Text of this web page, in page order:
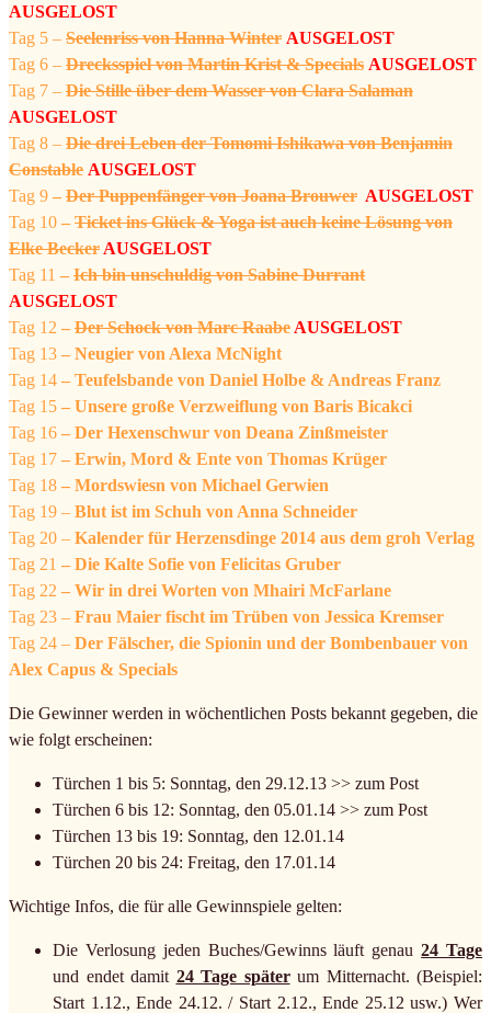
AUSGELOST
Tag 5 – Seelenriss von Hanna Winter AUSGELOST
Tag 6 – Drecksspiel von Martin Krist & Specials AUSGELOST
Tag 7 – Die Stille über dem Wasser von Clara Salaman
AUSGELOST
Tag 8 – Die drei Leben der Tomomi Ishikawa von Benjamin
Constable AUSGELOST
Tag 9 – Der Puppenfänger von Joana Brouwer AUSGELOST
Tag 10 – Ticket ins Glück & Yoga ist auch keine Lösung von
Elke Becker AUSGELOST
Tag 11 – Ich bin unschuldig von Sabine Durrant
AUSGELOST
Tag 12 – Der Schock von Marc Raabe AUSGELOST
Tag 13 – Neugier von Alexa McNight
Tag 14 – Teufelsbande von Daniel Holbe & Andreas Franz
Tag 15 – Unsere große Verzweiflung von Baris Bicakci
Tag 16 – Der Hexenschwur von Deana Zinßmeister
Tag 17 – Erwin, Mord & Ente von Thomas Krüger
Tag 18 – Mordswiesn von Michael Gerwien
Tag 19 – Blut ist im Schuh von Anna Schneider
Tag 20 – Kalender für Herzensdinge 2014 aus dem groh Verlag
Tag 21 – Die Kalte Sofie von Felicitas Gruber
Tag 22 – Wir in drei Worten von Mhairi McFarlane
Tag 23 – Frau Maier fischt im Trüben von Jessica Kremser
Tag 24 – Der Fälscher, die Spionin und der Bombenbauer von
Alex Capus & Specials
Die Gewinner werden in wöchentlichen Posts bekannt gegeben, die
wie folgt erscheinen:
Türchen 1 bis 5: Sonntag, den 29.12.13 >> zum Post
Türchen 6 bis 12: Sonntag, den 05.01.14 >> zum Post
Türchen 13 bis 19: Sonntag, den 12.01.14
Türchen 20 bis 24: Freitag, den 17.01.14
Wichtige Infos, die für alle Gewinnspiele gelten:
Die Verlosung jeden Buches/Gewinns läuft genau24 Tage
und endet damit 24 Tage späterum Mitternacht. (Beispiel:
Start 1.12., Ende 24.12. / Start 2.12., Ende 25.12 usw.) Wer